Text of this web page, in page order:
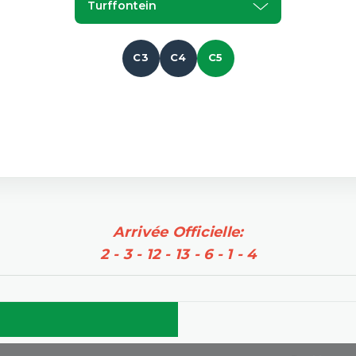
Turffontein
C3 C4 C5
Arrivée Officielle:
2 - 3 - 12 - 13 - 6 - 1 - 4